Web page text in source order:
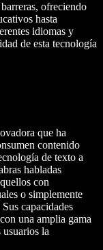
ofreciendo
hasta
idiomas y
de esta tecnología
que ha
contenido
de texto a
habladas
con
o simplemente
capacidades
una amplia gama
la